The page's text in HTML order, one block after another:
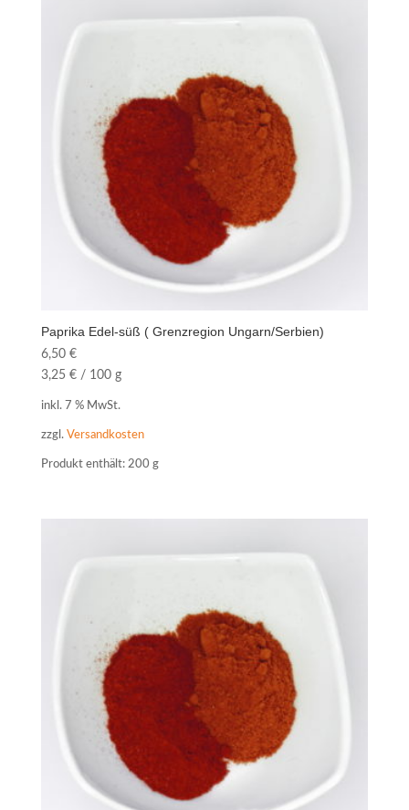
Paprika Edel-süß ( Grenzregion Ungarn/Serbien)
6,50 €
3,25 €/ 100 g
inkl. 7 % MwSt.
zzgl. Versandkosten
Produkt enthält: 200 g